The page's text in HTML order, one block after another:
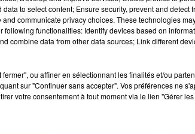
- 12h00
to select content; Ensure security, prevent and detect
communicate privacy choices. These technologies
following functionalities: Identify devices based on
combine data from other data sources; Link different
ou affiner en sélectionnant les finalités et/ou
sur "Continuer sans accepter". Vos préférences ne
votre consentement à tout moment via le lien "Gérer